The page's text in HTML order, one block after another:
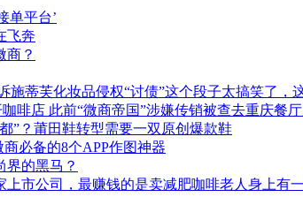
单平台’
飞奔
商？
施蒂芙化妆品侵权“讨债”这个段子太搞笑了，
啡店 此前“微商帝国”涉嫌传销被查去重庆餐
”？莆田鞋转型需要一双原创爆款鞋
商必备的8个APP作图神器
界的黑马？
上市公司，最赚钱的是卖减肥咖啡老人身上有